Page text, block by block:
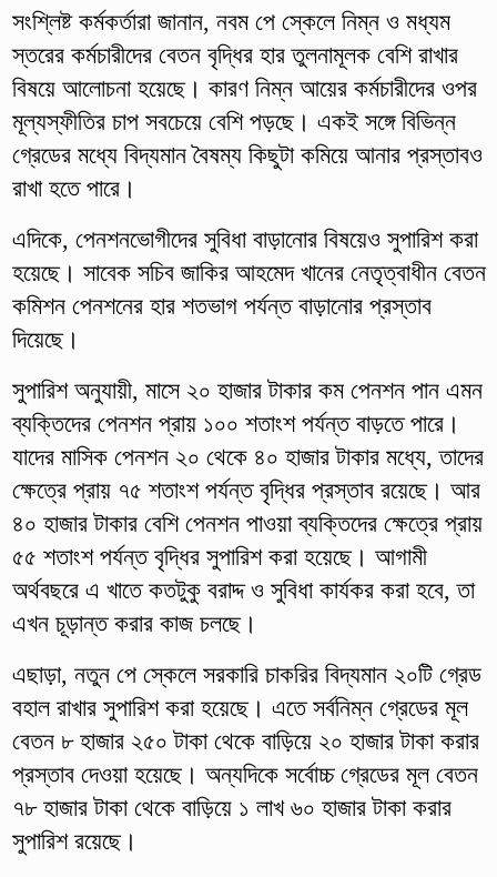
সংশ্লিষ্ট কর্মকর্তারা জানান, নবম পে স্কেলে নিম্ন ও মধ্যম
স্তরের কর্মচারীদের বেতন বৃদ্ধির হার তুলনামূলক বেশি রাখার
বিষয়ে আলোচনা হয়েছে। কারণ নিম্ন আয়ের কর্মচারীদের ওপর
মূল্যস্ফীতির চাপ সবচেয়ে বেশি পড়ছে। একই সঙ্গে বিভিন্ন
গ্রেডের মধ্যে বিদ্যমান বৈষম্য কিছুটা কমিয়ে আনার প্রস্তাবও
রাখা হতে পারে।
এদিকে, পেনশনভোগীদের সুবিধা বাড়ানোর বিষয়েও সুপারিশ করা
হয়েছে। সাবেক সচিব জাকির আহমেদ খানের নেতৃত্বাধীন বেতন
কমিশন পেনশনের হার শতভাগ পর্যন্ত বাড়ানোর প্রস্তাব
দিয়েছে।
সুপারিশ অনুযায়ী, মাসে ২০ হাজার টাকার কম পেনশন পান এমন
ব্যক্তিদের পেনশন প্রায় ১০০ শতাংশ পর্যন্ত বাড়তে পারে।
যাদের মাসিক পেনশন ২০ থেকে ৪০ হাজার টাকার মধ্যে, তাদের
ক্ষেত্রে প্রায় ৭৫ শতাংশ পর্যন্ত বৃদ্ধির প্রস্তাব রয়েছে। আর
৪০ হাজার টাকার বেশি পেনশন পাওয়া ব্যক্তিদের ক্ষেত্রে প্রায়
৫৫ শতাংশ পর্যন্ত বৃদ্ধির সুপারিশ করা হয়েছে। আগামী
অর্থবছরে এ খাতে কতটুকু বরাদ্দ ও সুবিধা কার্যকর করা হবে, তা
এখন চূড়ান্ত করার কাজ চলছে।
এছাড়া, নতুন পে স্কেলে সরকারি চাকরির বিদ্যমান ২০টি গ্রেড
বহাল রাখার সুপারিশ করা হয়েছে। এতে সর্বনিম্ন গ্রেডের মূল
বেতন ৮ হাজার ২৫০ টাকা থেকে বাড়িয়ে ২০ হাজার টাকা করার
প্রস্তাব দেওয়া হয়েছে। অন্যদিকে সর্বোচ্চ গ্রেডের মূল বেতন
৭৮ হাজার টাকা থেকে বাড়িয়ে ১ লাখ ৬০ হাজার টাকা করার
সুপারিশ রয়েছে।